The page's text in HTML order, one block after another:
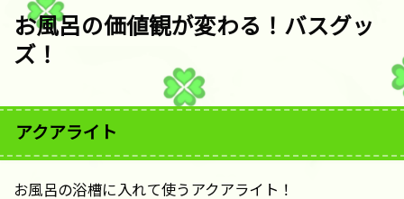
お風呂の価値観が変わる！バスグッ
ズ！
アクアライト
お風呂の浴槽に入れて使うアクアライト！